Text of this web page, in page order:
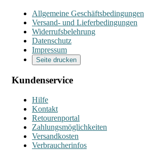
Allgemeine Geschäftsbedingungen
Versand- und Lieferbedingungen
Widerrufsbelehrung
Datenschutz
Impressum
Seite drucken
Kundenservice
Hilfe
Kontakt
Retourenportal
Zahlungsmöglichkeiten
Versandkosten
Verbraucherinfos